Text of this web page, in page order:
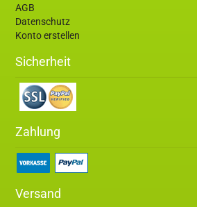
AGB
Datenschutz
Konto erstellen
Sicherheit
Zahlung
Versand